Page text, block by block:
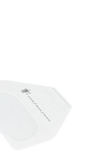
poliuretanowy